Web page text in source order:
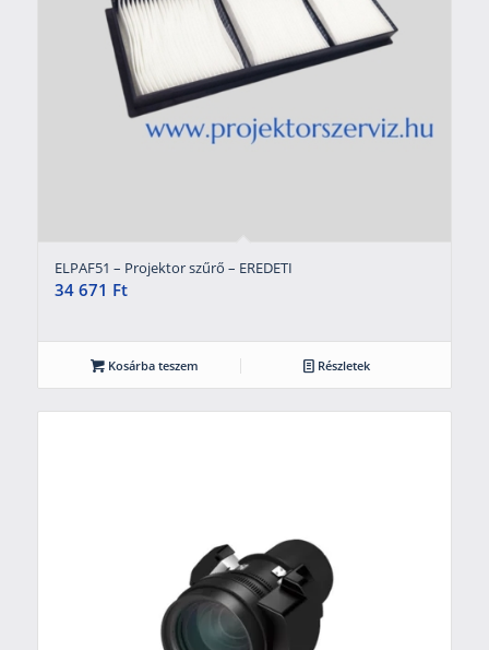
ELPAF51 – Projektor szűrő – EREDETI
34 671 Ft
Kosárba teszem Részletek